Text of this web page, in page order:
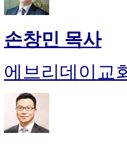
손창민 목사
에브리데이교